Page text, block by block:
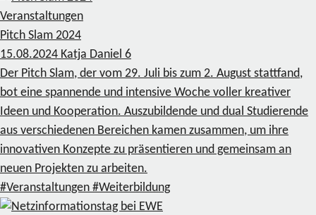
Veranstaltungen
Pitch Slam 2024
15.08.2024 Katja Daniel 6
Der Pitch Slam, der vom 29. Juli bis zum 2. August stattfand,
bot eine spannende und intensive Woche voller kreativer
Ideen und Kooperation. Auszubildende und dual Studierende
aus verschiedenen Bereichen kamen zusammen, um ihre
innovativen Konzepte zu präsentieren und gemeinsam an
neuen Projekten zu arbeiten.
#Veranstaltungen #Weiterbildung